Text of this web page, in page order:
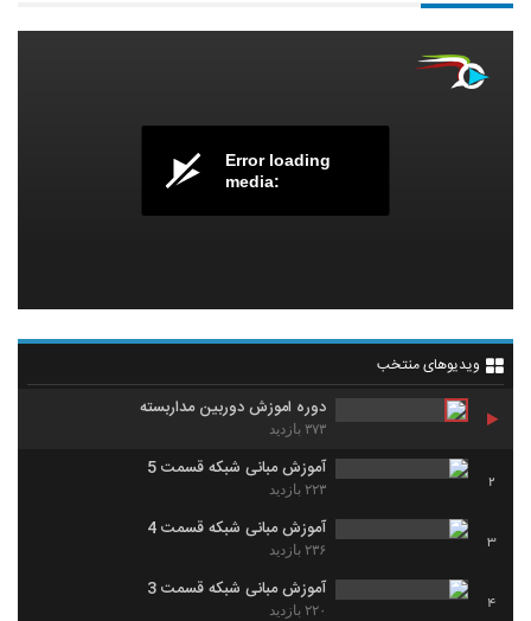
Error loading
media:
ویدیوهای منتخب
دوره اموزش دوربین مداربسته
۳۷۳ بازدید
2
آموزش مبانی شبکه قسمت 5
۲۲۳ بازدید
3
آموزش مبانی شبکه قسمت 4
۲۳۶ بازدید
4
آموزش مبانی شبکه قسمت 3
۲۲۰ بازدید